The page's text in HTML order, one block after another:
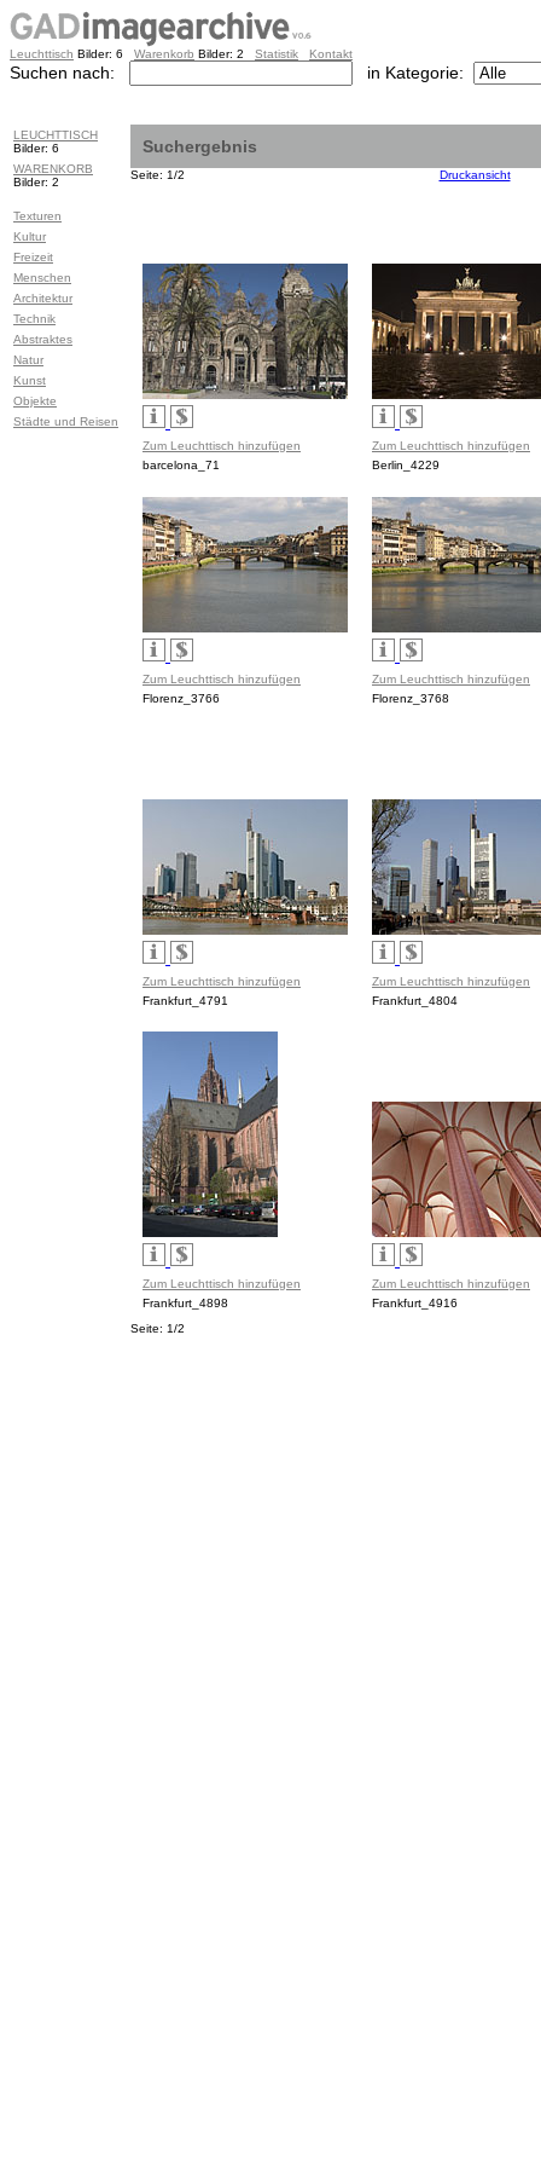
Leuchttisch Bilder: 6 Warenkorb Bilder: 2 Statistik Kontakt
Suchen nach: in Kategorie:
LEUCHTTISCH
Bilder: 6
WARENKORB
Bilder: 2
Texturen
Kultur
Freizeit
Menschen
Architektur
Technik
Abstraktes
Natur
Kunst
Objekte
Städte und Reisen
Suchergebnis
Seite: 1/2 Druckansicht
Zum Leuchttisch hinzufügen
barcelona_71
Zum Leuchttisch hinzufügen
Berlin_4229
Zum Leuchttisch hinzufügen
Florenz_3766
Zum Leuchttisch hinzufügen
Florenz_3768
Zum Leuchttisch hinzufügen
Frankfurt_4791
Zum Leuchttisch hinzufügen
Frankfurt_4804
Zum Leuchttisch hinzufügen
Frankfurt_4898
Zum Leuchttisch hinzufügen
Frankfurt_4916
Seite: 1/2